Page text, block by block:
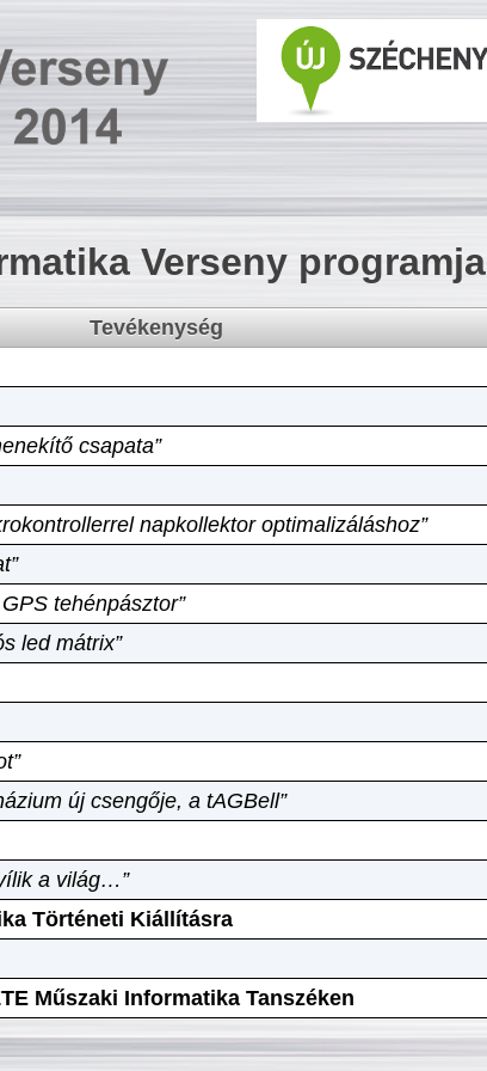
Verseny programja
Tevékenység
csapata”
napkollektor optimalizáláshoz”
tehénpásztor”
led mátrix”
új csengője, a tAGBell”
a világ…”
Történeti Kiállításra
Műszaki Informatika Tanszéken